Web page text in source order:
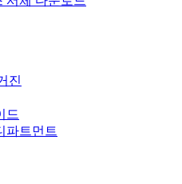
진
드
파트먼트